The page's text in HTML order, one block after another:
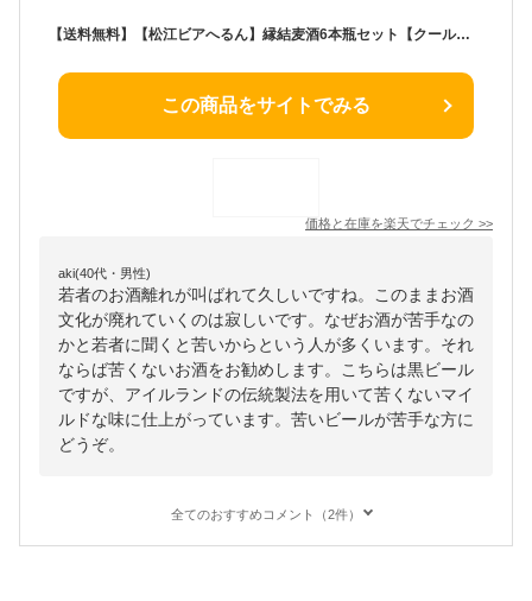
【送料無料】【松江ビアへるん】縁結麦酒6本瓶セット【クール便】【島根県松江市黒田町】【地ビール】※別途送料東北500円、北海道1000円※沖縄、離島は送れません※
この商品をサイトでみる
価格と在庫を楽天でチェック >>
aki(40代・男性)
若者のお酒離れが叫ばれて久しいですね。このままお酒
文化が廃れていくのは寂しいです。なぜお酒が苦手なの
かと若者に聞くと苦いからという人が多くいます。それ
ならば苦くないお酒をお勧めします。こちらは黒ビール
ですが、アイルランドの伝統製法を用いて苦くないマイ
ルドな味に仕上がっています。苦いビールが苦手な方に
どうぞ。
全てのおすすめコメント（2件）